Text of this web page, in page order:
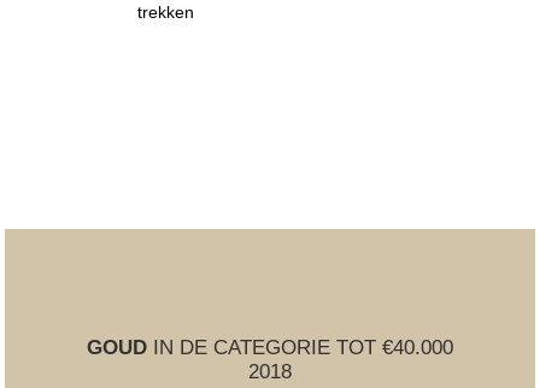
trekken
GOUDIN DE CATEGORIE TOT €40.000
2018